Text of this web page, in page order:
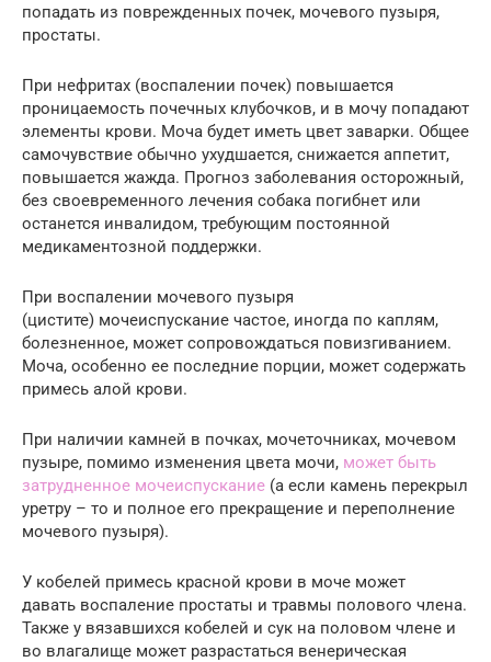
попадать из поврежденных почек, мочевого пузыря,
простаты.
При нефритах (воспалении почек) повышается
проницаемость почечных клубочков, и в мочу попадают
элементы крови. Моча будет иметь цвет заварки. Общее
самочувствие обычно ухудшается, снижается аппетит,
повышается жажда. Прогноз заболевания осторожный,
без своевременного лечения собака погибнет или
останется инвалидом, требующим постоянной
медикаментозной поддержки.
При воспалении мочевого пузыря
(цистите) мочеиспускание частое, иногда по каплям,
болезненное, может сопровождаться повизгиванием.
Моча, особенно ее последние порции, может содержать
примесь алой крови.
При наличии камней в почках, мочеточниках, мочевом
пузыре, помимо изменения цвета мочи, может быть
затрудненное мочеиспускание (а если камень перекрыл
уретру – то и полное его прекращение и переполнение
мочевого пузыря).
У кобелей примесь красной крови в моче может
давать воспаление простаты и травмы полового члена.
Также у вязавшихся кобелей и сук на половом члене и
во влагалище может разрастаться венерическая